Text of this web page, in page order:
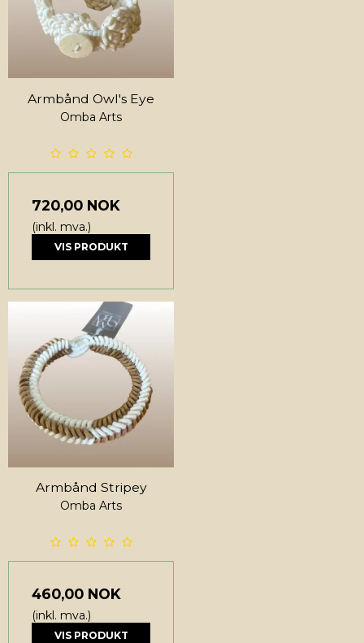
Armbånd Owl's Eye
Omba Arts
720,00 NOK
(inkl. mva.)
VIS PRODUKT
Armbånd Stripey
Omba Arts
460,00 NOK
(inkl. mva.)
VIS PRODUKT